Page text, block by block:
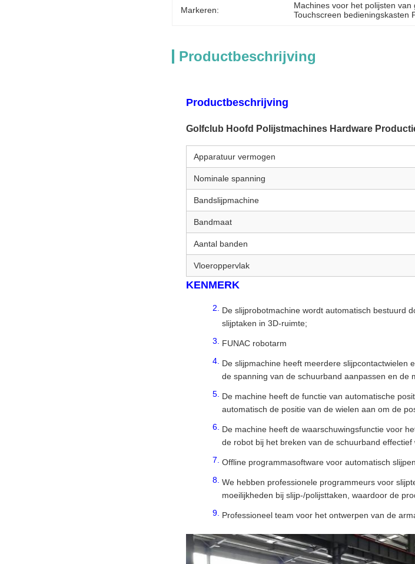
Markeren: Machines voor het polijsten van
Touchscreen bedieningskasten
Productbeschrijving
Productbeschrijving
Golfclub Hoofd Polijstmachines Hardware
Apparatuur vermogen
Nominale spanning
Bandslijpmachine
Bandmaat
Aantal banden
Vloeroppervlak
KENMERK
De slijprobotmachine wordt automatisch bestuurd
slijptaken in 3D-ruimte;
FUNAC robotarm
De slijpmachine heeft meerdere slijpcontactwielen
de spanning van de schuurband aanpassen en de
De machine heeft de functie van automatische
automatisch de positie van de wielen aan om de
De machine heeft de waarschuwingsfunctie voor
de robot bij het breken van de schuurband effectief
Offline programmasoftware voor automatisch slijpen.
We hebben professionele programmeurs voor
moeilijkheden bij slijp-/polijsttaken, waardoor de
Professioneel team voor het ontwerpen van de